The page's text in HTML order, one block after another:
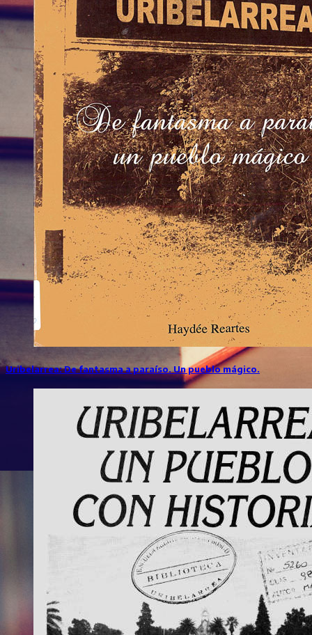
Uribelarrea: De fantasma a paraíso. Un pueblo mágico.